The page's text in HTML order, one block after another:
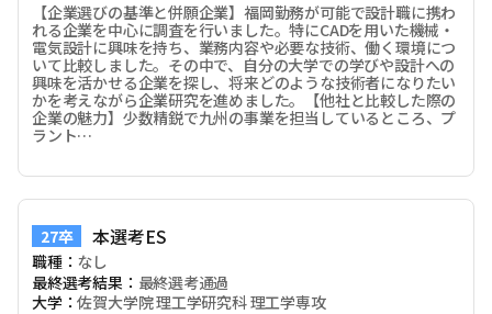
【企業選びの基準と併願企業】福岡勤務が可能で設計職に携わ
れる企業を中心に調査を行いました。特にCADを用いた機械・
電気設計に興味を持ち、業務内容や必要な技術、働く環境につ
いて比較しました。その中で、自分の大学での学びや設計への
興味を活かせる企業を探し、将来どのような技術者になりたい
かを考えながら企業研究を進めました。【他社と比較した際の
企業の魅力】少数精鋭で九州の事業を担当しているところ、プ
ラント…
27卒 本選考ES
職種： なし
最終選考結果： 最終選考通過
大学：佐賀大学院 理工学研究科 理工学専攻